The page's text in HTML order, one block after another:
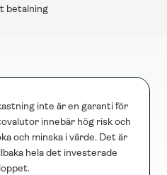
betalning
inte är en garanti för
innebär hög risk och
och minska i värde. Det är
hela det investerade